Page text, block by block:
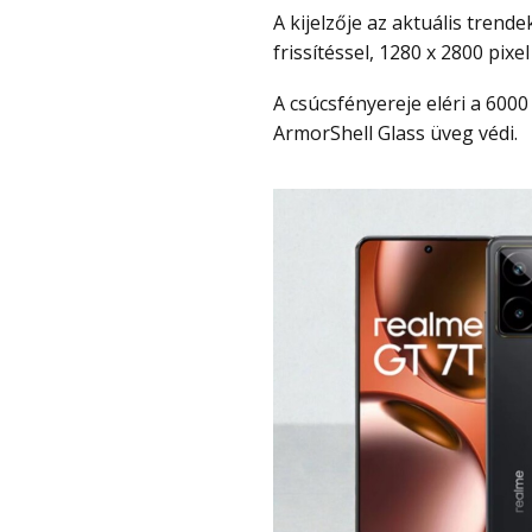
A kijelzője az aktuális trendeknek megfelelően nagy, 6.8″-os AMOLED, 120Hz-es
frissítéssel, 1280 x 2800
A csúcsfényereje eléri a 6000 nitet, ezért napsütésben is tökéletesen látható és az
ArmorShell Glass üveg védi.